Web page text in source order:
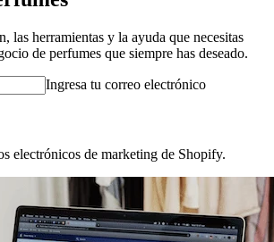
las herramientas y la ayuda que necesitas
de perfumes que siempre has deseado.
Ingresa tu correo electrónico
electrónicos de marketing de Shopify.